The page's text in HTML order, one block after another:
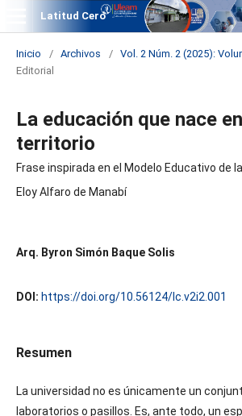
Latitud Cero
Inicio / Archivos / Vol. 2 Núm. 2 (2025):
Editorial
La educación que nace
territorio
Frase inspirada en el Modelo Educativo de
Eloy Alfaro de Manabí
Arq. Byron Simón Baque Solis
DOI: https://doi.org/10.56124/lc.v2i2.001
Resumen
La universidad no es únicamente un
laboratorios o pasillos. Es, ante todo, un